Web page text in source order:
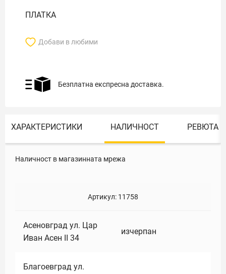
ПЛАТКА
Добави в любими
Безплатна експресна доставка.
ХАРАКТЕРИСТИКИ НАЛИЧНОСТ РЕВЮТА
Наличност в магазинната мрежа
Артикул: 11758
Асеновград ул. Цар
Иван Асен II 34
изчерпан
Благоевград ул.